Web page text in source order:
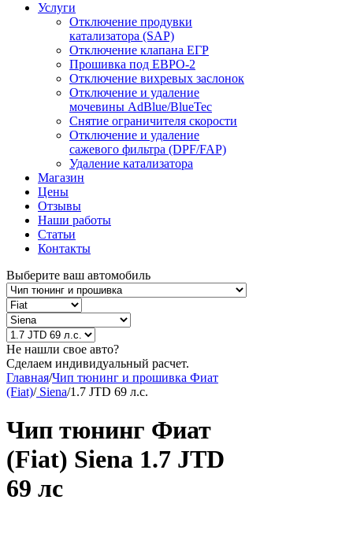
Услуги
Отключение продувки
катализатора (SAP)
Отключение клапана ЕГР
Прошивка под ЕВРО-2
Отключение вихревых заслонок
Отключение и удаление
мочевины AdBlue/BlueTec
Снятие ограничителя скорости
Отключение и удаление
сажевого фильтра (DPF/FAP)
Удаление катализатора
Магазин
Цены
Отзывы
Наши работы
Статьи
Контакты
Выберите ваш автомобиль
Не нашли свое авто?
Сделаем индивидуальный расчет.
Главная/Чип тюнинг и прошивка Фиат
(Fiat)/Siena/1.7 JTD 69 л.с.
Чип тюнинг Фиат
(Fiat) Siena 1.7 JTD
69 лс